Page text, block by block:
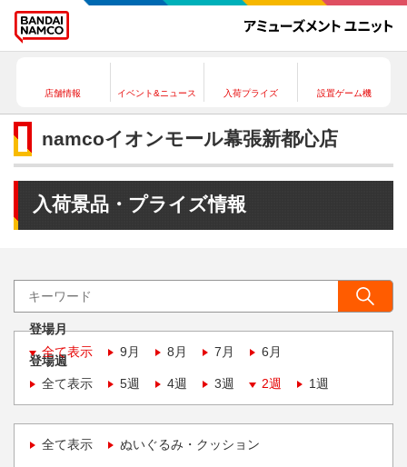
店舗情報 イベント&ニュース 入荷プライズ 設置ゲーム機
namcoイオンモール幕張新都心店
入荷景品・プライズ情報
登場月
全て表示
9月 8月 7月 6月
登場週
全て表示
5週 4週 3週 2週 1週
全て表示 ぬいぐるみ・クッション